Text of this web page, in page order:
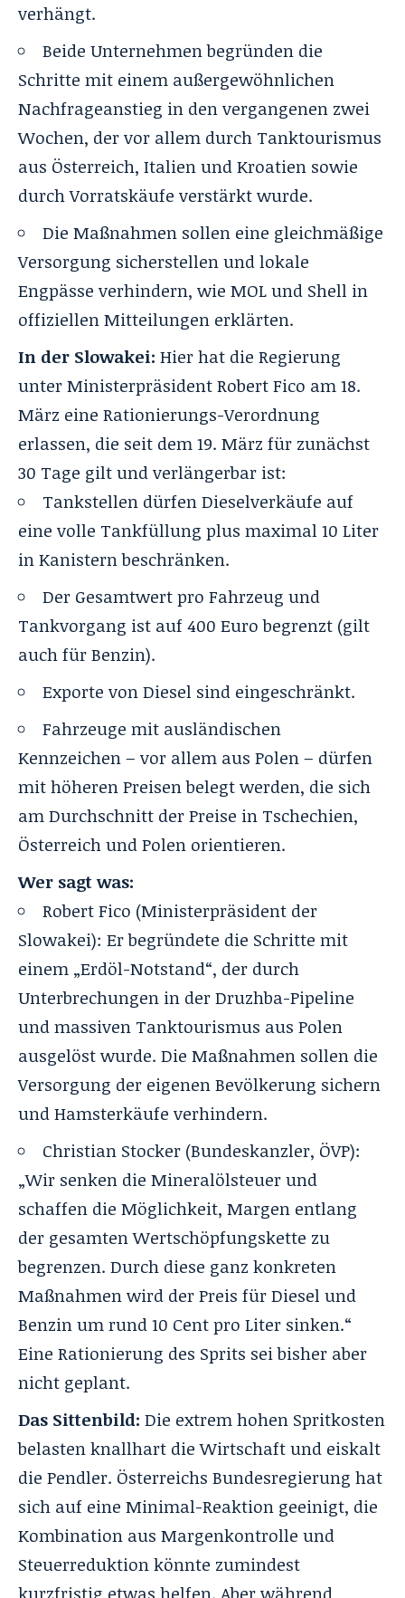
verhängt.
Beide Unternehmen begründen die
Schritte mit einem außergewöhnlichen
Nachfrageanstieg in den vergangenen zwei
Wochen, der vor allem durch Tanktourismus
aus Österreich, Italien und Kroatien sowie
durch Vorratskäufe verstärkt wurde.
Die Maßnahmen sollen eine gleichmäßige
Versorgung sicherstellen und lokale
Engpässe verhindern, wie MOL und Shell in
offiziellen Mitteilungen erklärten.
In der Slowakei: Hier hat die Regierung
unter Ministerpräsident Robert Fico am 18.
März eine Rationierungs-Verordnung
erlassen, die seit dem 19. März für zunächst
30 Tage gilt und verlängerbar ist:
Tankstellen dürfen Dieselverkäufe auf
eine volle Tankfüllung plus maximal 10 Liter
in Kanistern beschränken.
Der Gesamtwert pro Fahrzeug und
Tankvorgang ist auf 400 Euro begrenzt (gilt
auch für Benzin).
Exporte von Diesel sind eingeschränkt.
Fahrzeuge mit ausländischen
Kennzeichen – vor allem aus Polen – dürfen
mit höheren Preisen belegt werden, die sich
am Durchschnitt der Preise in Tschechien,
Österreich und Polen orientieren.
Wer sagt was:
Robert Fico (Ministerpräsident der
Slowakei): Er begründete die Schritte mit
einem „Erdöl-Notstand“, der durch
Unterbrechungen in der Druzhba-Pipeline
und massiven Tanktourismus aus Polen
ausgelöst wurde. Die Maßnahmen sollen die
Versorgung der eigenen Bevölkerung sichern
und Hamsterkäufe verhindern.
Christian Stocker (Bundeskanzler, ÖVP):
„Wir senken die Mineralölsteuer und
schaffen die Möglichkeit, Margen entlang
der gesamten Wertschöpfungskette zu
begrenzen. Durch diese ganz konkreten
Maßnahmen wird der Preis für Diesel und
Benzin um rund 10 Cent pro Liter sinken.“
Eine Rationierung des Sprits sei bisher aber
nicht geplant.
Das Sittenbild: Die extrem hohen Spritkosten
belasten knallhart die Wirtschaft und eiskalt
die Pendler. Österreichs Bundesregierung hat
sich auf eine Minimal-Reaktion geeinigt, die
Kombination aus Margenkontrolle und
Steuerreduktion könnte zumindest
kurzfristig etwas helfen. Aber während